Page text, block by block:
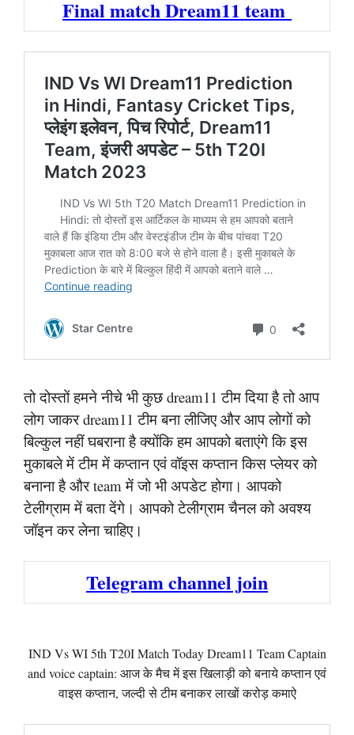
Final match Dream11 team
तो दोस्तों हमने नीचे भी कुछ dream11 टीम दिया है तो आप
लोग जाकर dream11 टीम बना लीजिए और आप लोगों को
बिल्कुल नहीं घबराना है क्योंकि हम आपको बताएंगे कि इस
मुकाबले में टीम में कप्तान एवं वॉइस कप्तान किस प्लेयर को
बनाना है और team में जो भी अपडेट होगा। आपको
टेलीग्राम में बता देंगे। आपको टेलीग्राम चैनल को अवश्य
जॉइन कर लेना चाहिए।
Telegram channel join
IND Vs WI 5th T20I Match Today Dream11 Team Captain
and voice captain: आज के मैच में इस खिलाड़ी को बनाये कप्तान एवं
वाइस कप्तान, जल्दी से टीम बनाकर लाखों करोड़ कमाऐ